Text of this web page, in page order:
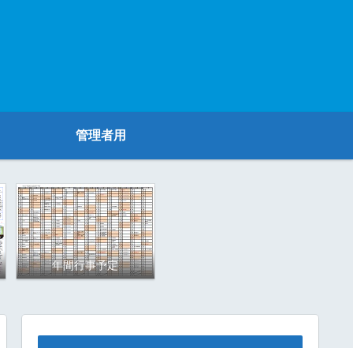
管理者用
年間行事予定